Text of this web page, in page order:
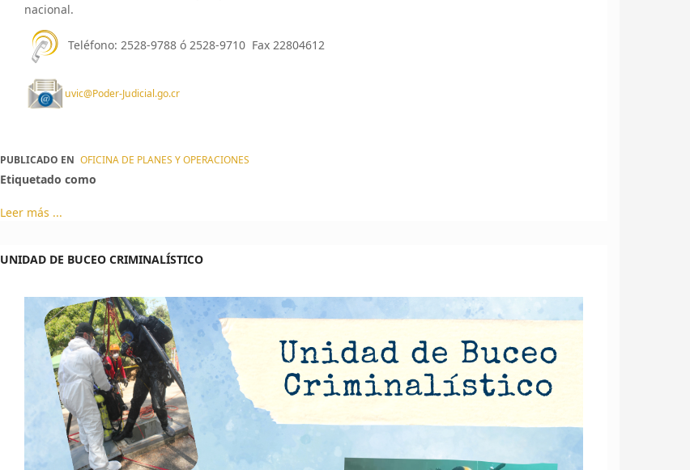
nacional.
Teléfono: 2528-9788 ó 2528-9710 Fax 22804612
uvic@Poder-Judicial.go.cr
PUBLICADO EN OFICINA DE PLANES Y OPERACIONES
Etiquetado como
Leer más ...
UNIDAD DE BUCEO CRIMINALÍSTICO